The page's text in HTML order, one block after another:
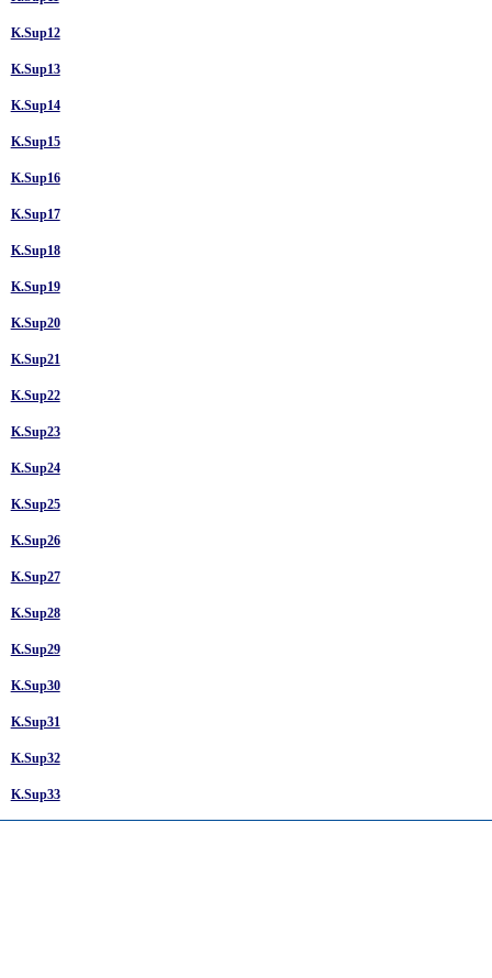
K.Sup12
K.Sup13
K.Sup14
K.Sup15
K.Sup16
K.Sup17
K.Sup18
K.Sup19
K.Sup20
K.Sup21
K.Sup22
K.Sup23
K.Sup24
K.Sup25
K.Sup26
K.Sup27
K.Sup28
K.Sup29
K.Sup30
K.Sup31
K.Sup32
K.Sup33